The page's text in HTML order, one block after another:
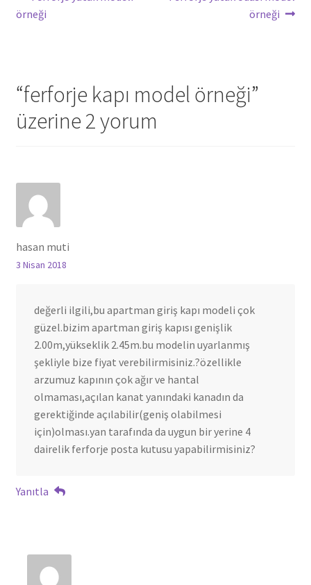
gezinmesi
yazı:
örneği
örneği
“ferforje kapı model örneği”
üzerine 2 yorum
hasan muti
3 Nisan 2018
değerli ilgili,bu apartman giriş kapı modeli çok
güzel.bizim apartman giriş kapısı genişlik
2.00m,yükseklik 2.45m.bu modelin uyarlanmış
şekliyle bize fiyat verebilirmisiniz.?özellikle
arzumuz kapının çok ağır ve hantal
olmaması,açılan kanat yanındaki kanadın da
gerektiğinde açılabilir(geniş olabilmesi
için)olması.yan tarafında da uygun bir yerine 4
dairelik ferforje posta kutusu yapabilirmisiniz?
Yanıtla